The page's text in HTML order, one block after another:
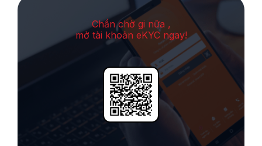
Chần chờ gi nữa ,
mở tài khoản eKYC ngay!